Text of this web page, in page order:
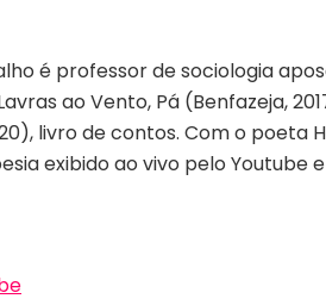
é professor de sociologia
ao Vento, Pá (Benfazeja,
livro de contos. Com o poeta
exibido ao vivo pelo Youtube